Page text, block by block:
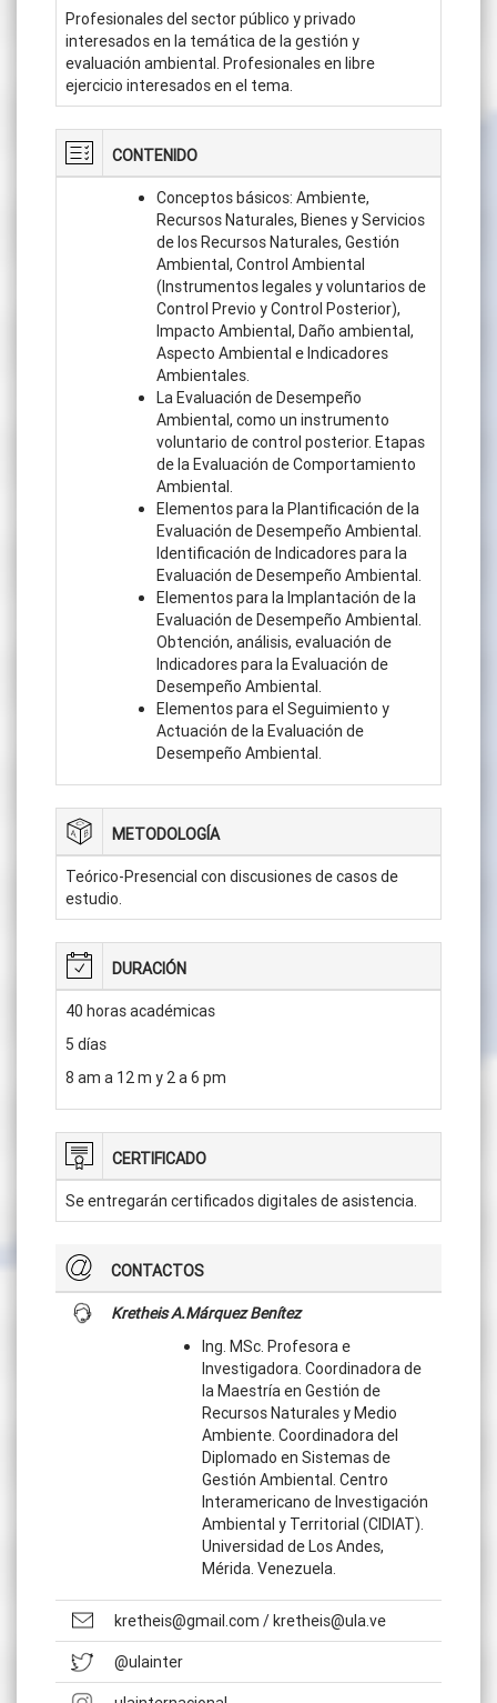
Profesionales del sector público y privado
interesados en la temática de la gestión y
evaluación ambiental. Profesionales en libre
ejercicio interesados en el tema.
CONTENIDO
Conceptos básicos: Ambiente,
Recursos Naturales, Bienes y Servicios
de los Recursos Naturales, Gestión
Ambiental, Control Ambiental
(Instrumentos legales y voluntarios de
Control Previo y Control Posterior),
Impacto Ambiental, Daño ambiental,
Aspecto Ambiental e Indicadores
Ambientales.
La Evaluación de Desempeño
Ambiental, como un instrumento
voluntario de control posterior. Etapas
de la Evaluación de Comportamiento
Ambiental.
Elementos para la Plantificación de la
Evaluación de Desempeño Ambiental.
Identificación de Indicadores para la
Evaluación de Desempeño Ambiental.
Elementos para la Implantación de la
Evaluación de Desempeño Ambiental.
Obtención, análisis, evaluación de
Indicadores para la Evaluación de
Desempeño Ambiental.
Elementos para el Seguimiento y
Actuación de la Evaluación de
Desempeño Ambiental.
METODOLOGÍA
Teórico-Presencial con discusiones de casos de
estudio.
DURACIÓN
40 horas académicas
5 días
8 am a 12 m y 2 a 6 pm
CERTIFICADO
Se entregarán certificados digitales de asistencia.
CONTACTOS
Kretheis A.Márquez Benítez
Ing. MSc. Profesora e
Investigadora. Coordinadora de
la Maestría en Gestión de
Recursos Naturales y Medio
Ambiente. Coordinadora del
Diplomado en Sistemas de
Gestión Ambiental. Centro
Interamericano de Investigación
Ambiental y Territorial (CIDIAT).
Universidad de Los Andes,
Mérida. Venezuela.
kretheis@gmail.com / kretheis@ula.ve
@ulainter